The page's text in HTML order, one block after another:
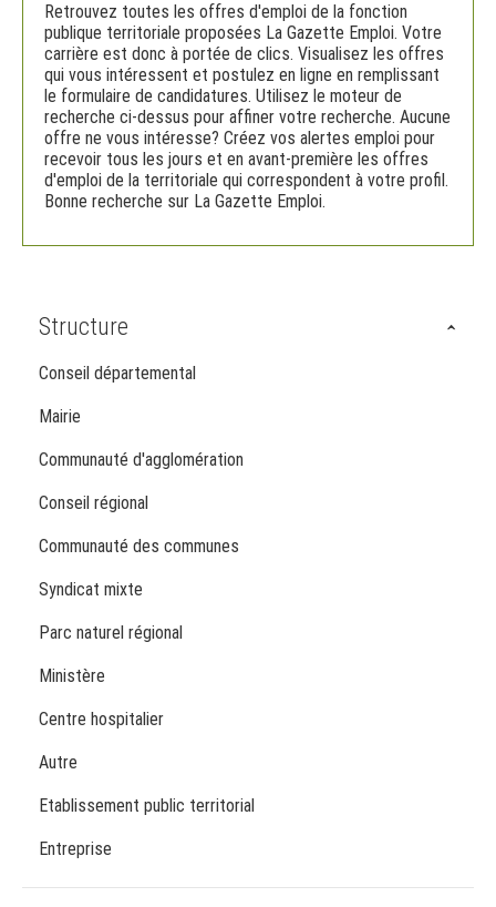
Retrouvez toutes les offres d'emploi de la fonction
publique territoriale proposées La Gazette Emploi. Votre
carrière est donc à portée de clics. Visualisez les offres
qui vous intéressent et postulez en ligne en remplissant
le formulaire de candidatures. Utilisez le moteur de
recherche ci-dessus pour affiner votre recherche. Aucune
offre ne vous intéresse? Créez vos alertes emploi pour
recevoir tous les jours et en avant-première les offres
d'emploi de la territoriale qui correspondent à votre profil.
Bonne recherche sur La Gazette Emploi.
Structure
Conseil départemental
Mairie
Communauté d'agglomération
Conseil régional
Communauté des communes
Syndicat mixte
Parc naturel régional
Ministère
Centre hospitalier
Autre
Etablissement public territorial
Entreprise